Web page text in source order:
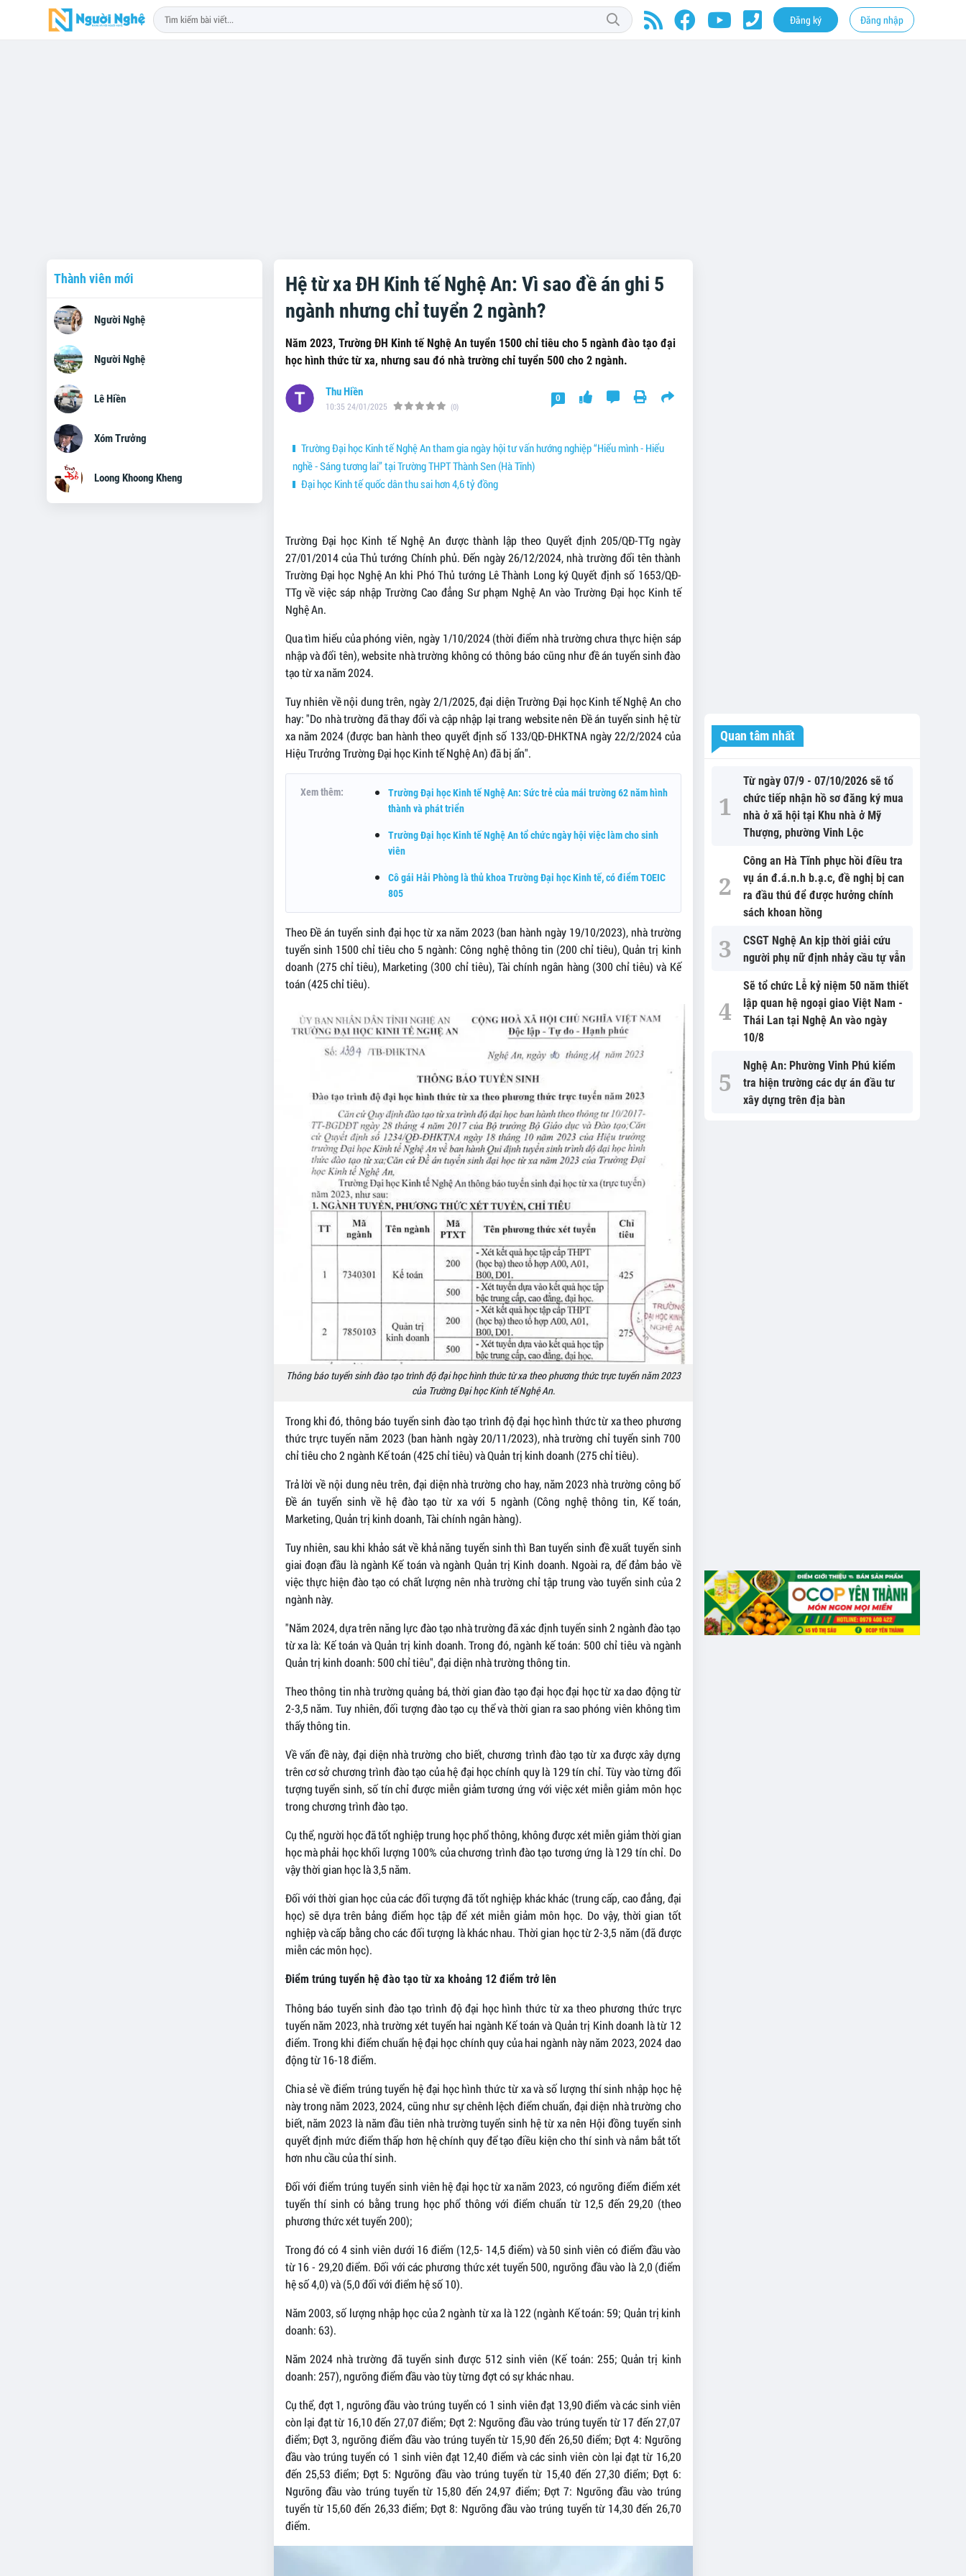
Đăng ký Đăng nhập
Hệ từ xa ĐH Kinh tế Nghệ An: Vì sao đề án ghi 5
ngành nhưng chỉ tuyển 2 ngành?
Năm 2023, Trường ĐH Kinh tế Nghệ An tuyển 1500 chỉ tiêu cho 5 ngành đào tạo đại
học hình thức từ xa, nhưng sau đó nhà trường chỉ tuyển 500 cho 2 ngành.
Thu Hiền
10:35 24/01/2025 (0)
0
Trường Đại học Kinh tế Nghệ An tham gia ngày hội tư vấn hướng nghiệp “Hiểu mình - Hiểu
nghề - Sáng tương lai” tại Trường THPT Thành Sen (Hà Tĩnh)
Đại học Kinh tế quốc dân thu sai hơn 4,6 tỷ đồng
Trường Đại học Kinh tế Nghệ An được thành lập theo Quyết định 205/QĐ-TTg ngày
27/01/2014 của Thủ tướng Chính phủ. Đến ngày 26/12/2024, nhà trường đổi tên thành
Trường Đại học Nghệ An khi Phó Thủ tướng Lê Thành Long ký Quyết định số 1653/QĐ-
TTg về việc sáp nhập Trường Cao đẳng Sư phạm Nghệ An vào Trường Đại học Kinh tế
Nghệ An.
Qua tìm hiểu của phóng viên, ngày 1/10/2024 (thời điểm nhà trường chưa thực hiện sáp
nhập và đổi tên), website nhà trường không có thông báo cũng như đề án tuyển sinh đào
tạo từ xa năm 2024.
Tuy nhiên về nội dung trên, ngày 2/1/2025, đại diện Trường Đại học Kinh tế Nghệ An cho
hay: "Do nhà trường đã thay đổi và cập nhập lại trang website nên Đề án tuyển sinh hệ từ
xa năm 2024 (được ban hành theo quyết định số 133/QĐ-ĐHKTNA ngày 22/2/2024 của
Hiệu Trưởng Trường Đại học Kinh tế Nghệ An) đã bị ẩn".
Xem thêm:
Trường Đại học Kinh tế Nghệ An: Sức trẻ của mái trường 62 năm hình
thành và phát triển
Trường Đại học Kinh tế Nghệ An tổ chức ngày hội việc làm cho sinh
viên
Cô gái Hải Phòng là thủ khoa Trường Đại học Kinh tế, có điểm TOEIC
805
Theo Đề án tuyển sinh đại học từ xa năm 2023 (ban hành ngày 19/10/2023), nhà trường
tuyển sinh 1500 chỉ tiêu cho 5 ngành: Công nghệ thông tin (200 chỉ tiêu), Quản trị kinh
doanh (275 chỉ tiêu), Marketing (300 chỉ tiêu), Tài chính ngân hàng (300 chỉ tiêu) và Kế
toán (425 chỉ tiêu).
Thông báo tuyển sinh đào tạo trình độ đại học hình thức từ xa theo phương thức trực tuyến năm 2023
của Trường Đại học Kinh tế Nghệ An.
Trong khi đó, thông báo tuyển sinh đào tạo trình độ đại học hình thức từ xa theo phương
thức trực tuyến năm 2023 (ban hành ngày 20/11/2023), nhà trường chỉ tuyển sinh 700
chỉ tiêu cho 2 ngành Kế toán (425 chỉ tiêu) và Quản trị kinh doanh (275 chỉ tiêu).
Trả lời về nội dung nêu trên, đại diện nhà trường cho hay, năm 2023 nhà trường công bố
Đề án tuyển sinh về hệ đào tạo từ xa với 5 ngành (Công nghệ thông tin, Kế toán,
Marketing, Quản trị kinh doanh, Tài chính ngân hàng).
Tuy nhiên, sau khi khảo sát về khả năng tuyển sinh thì Ban tuyển sinh đề xuất tuyển sinh
giai đoạn đầu là ngành Kế toán và ngành Quản trị Kinh doanh. Ngoài ra, để đảm bảo về
việc thực hiện đào tạo có chất lượng nên nhà trường chỉ tập trung vào tuyển sinh của 2
ngành này.
"Năm 2024, dựa trên năng lực đào tạo nhà trường đã xác định tuyển sinh 2 ngành đào tạo
từ xa là: Kế toán và Quản trị kinh doanh. Trong đó, ngành kế toán: 500 chỉ tiêu và ngành
Quản trị kinh doanh: 500 chỉ tiêu", đại diện nhà trường thông tin.
Theo thông tin nhà trường quảng bá, thời gian đào tạo đại học đại học từ xa dao động từ
2-3,5 năm. Tuy nhiên, đối tượng đào tạo cụ thể và thời gian ra sao phóng viên không tìm
thấy thông tin.
Về vấn đề này, đại diện nhà trường cho biết, chương trình đào tạo từ xa được xây dựng
trên cơ sở chương trình đào tạo của hệ đại học chính quy là 129 tín chỉ. Tùy vào từng đối
tượng tuyển sinh, số tín chỉ được miễn giảm tương ứng với việc xét miễn giảm môn học
trong chương trình đào tạo.
Cụ thể, người học đã tốt nghiệp trung học phổ thông, không được xét miễn giảm thời gian
học mà phải học khối lượng 100% của chương trình đào tạo tương ứng là 129 tín chỉ. Do
vậy thời gian học là 3,5 năm.
Đối với thời gian học của các đối tượng đã tốt nghiệp khác khác (trung cấp, cao đẳng, đại
học) sẽ dựa trên bảng điểm học tập để xét miễn giảm môn học. Do vậy, thời gian tốt
nghiệp và cấp bằng cho các đối tượng là khác nhau. Thời gian học từ 2-3,5 năm (đã được
miễn các môn học).
Điểm trúng tuyển hệ đào tạo từ xa khoảng 12 điểm trở lên
Thông báo tuyển sinh đào tạo trình độ đại học hình thức từ xa theo phương thức trực
tuyến năm 2023, nhà trường xét tuyển hai ngành Kế toán và Quản trị Kinh doanh là từ 12
điểm. Trong khi điểm chuẩn hệ đại học chính quy của hai ngành này năm 2023, 2024 dao
động từ 16-18 điểm.
Chia sẻ về điểm trúng tuyển hệ đại học hình thức từ xa và số lượng thí sinh nhập học hệ
này trong năm 2023, 2024, cũng như sự chênh lệch điểm chuẩn, đại diện nhà trường cho
biết, năm 2023 là năm đầu tiên nhà trường tuyển sinh hệ từ xa nên Hội đồng tuyển sinh
quyết định mức điểm thấp hơn hệ chính quy để tạo điều kiện cho thí sinh và nắm bắt tốt
hơn nhu cầu của thí sinh.
Đối với điểm trúng tuyển sinh viên hệ đại học từ xa năm 2023, có ngưỡng điểm điểm xét
tuyển thí sinh có bằng trung học phổ thông với điểm chuẩn từ 12,5 đến 29,20 (theo
phương thức xét tuyển 200);
Trong đó có 4 sinh viên dưới 16 điểm (12,5- 14,5 điểm) và 50 sinh viên có điểm đầu vào
từ 16 - 29,20 điểm. Đối với các phương thức xét tuyển 500, ngưỡng đầu vào là 2,0 (điểm
hệ số 4,0) và (5,0 đối với điểm hệ số 10).
Năm 2003, số lượng nhập học của 2 ngành từ xa là 122 (ngành Kế toán: 59; Quản trị kinh
doanh: 63).
Năm 2024 nhà trường đã tuyển sinh được 512 sinh viên (Kế toán: 255; Quản trị kinh
doanh: 257), ngưỡng điểm đầu vào tùy từng đợt có sự khác nhau.
Cụ thể, đợt 1, ngưỡng đầu vào trúng tuyển có 1 sinh viên đạt 13,90 điểm và các sinh viên
còn lại đạt từ 16,10 đến 27,07 điểm; Đợt 2: Ngưỡng đầu vào trúng tuyển từ 17 đến 27,07
điểm; Đợt 3, ngưỡng điểm đầu vào trúng tuyển từ 15,90 đến 26,50 điểm; Đợt 4: Ngưỡng
đầu vào trúng tuyển có 1 sinh viên đạt 12,40 điểm và các sinh viên còn lại đạt từ 16,20
đến 25,53 điểm; Đợt 5: Ngưỡng đầu vào trúng tuyển từ 15,40 đến 27,30 điểm; Đợt 6:
Ngưỡng đầu vào trúng tuyển từ 15,80 đến 24,97 điểm; Đợt 7: Ngưỡng đầu vào trúng
tuyển từ 15,60 đến 26,33 điểm; Đợt 8: Ngưỡng đầu vào trúng tuyển từ 14,30 đến 26,70
điểm.
Thành viên mới
Người Nghệ
Người Nghệ
Lê Hiền
Xóm Trưởng
Loong Khoong Kheng
Quan tâm nhất
Từ ngày 07/9 - 07/10/2026 sẽ tổ
chức tiếp nhận hồ sơ đăng ký mua
nhà ở xã hội tại Khu nhà ở Mỹ
Thượng, phường Vinh Lộc
Công an Hà Tĩnh phục hồi điều tra
vụ án đ.á.n.h b.ạ.c, đề nghị bị can
ra đầu thú để được hưởng chính
sách khoan hồng
CSGT Nghệ An kịp thời giải cứu
người phụ nữ định nhảy cầu tự vẫn
Sẽ tổ chức Lễ kỷ niệm 50 năm thiết
lập quan hệ ngoại giao Việt Nam -
Thái Lan tại Nghệ An vào ngày
10/8
Nghệ An: Phường Vinh Phú kiểm
tra hiện trường các dự án đầu tư
xây dựng trên địa bàn